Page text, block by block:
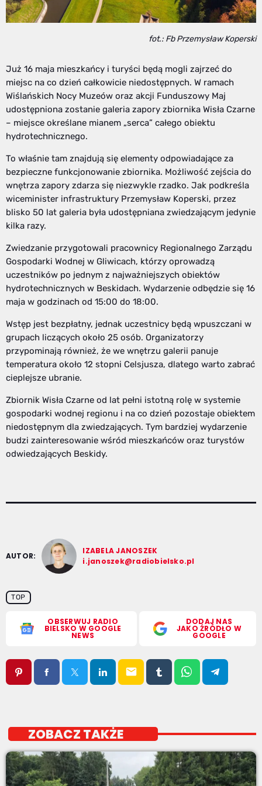
fot.: Fb Przemysław Koperski
Już 16 maja mieszkańcy i turyści będą mogli zajrzeć do
miejsc na co dzień całkowicie niedostępnych. W ramach
Wiślańskich Nocy Muzeów oraz akcji Funduszowy Maj
udostępniona zostanie galeria zapory zbiornika Wisła Czarne
– miejsce określane mianem „serca” całego obiektu
hydrotechnicznego.
To właśnie tam znajdują się elementy odpowiadające za
bezpieczne funkcjonowanie zbiornika. Możliwość zejścia do
wnętrza zapory zdarza się niezwykle rzadko. Jak podkreśla
wiceminister infrastruktury Przemysław Koperski, przez
blisko 50 lat galeria była udostępniana zwiedzającym jedynie
kilka razy.
Zwiedzanie przygotowali pracownicy Regionalnego Zarządu
Gospodarki Wodnej w Gliwicach, którzy oprowadzą
uczestników po jednym z najważniejszych obiektów
hydrotechnicznych w Beskidach. Wydarzenie odbędzie się 16
maja w godzinach od 15:00 do 18:00.
Wstęp jest bezpłatny, jednak uczestnicy będą wpuszczani w
grupach liczących około 25 osób. Organizatorzy
przypominają również, że we wnętrzu galerii panuje
temperatura około 12 stopni Celsjusza, dlatego warto zabrać
cieplejsze ubranie.
Zbiornik Wisła Czarne od lat pełni istotną rolę w systemie
gospodarki wodnej regionu i na co dzień pozostaje obiektem
niedostępnym dla zwiedzających. Tym bardziej wydarzenie
budzi zainteresowanie wśród mieszkańców oraz turystów
odwiedzających Beskidy.
AUTOR:
IZABELA JANOSZEK
i.janoszek@radiobielsko.pl
TOP
OBSERWUJ RADIO
BIELSKO W GOOGLE
NEWS
DODAJ NAS
JAKO ŹRÓDŁO W
GOOGLE
email
ZOBACZ TAKŻE